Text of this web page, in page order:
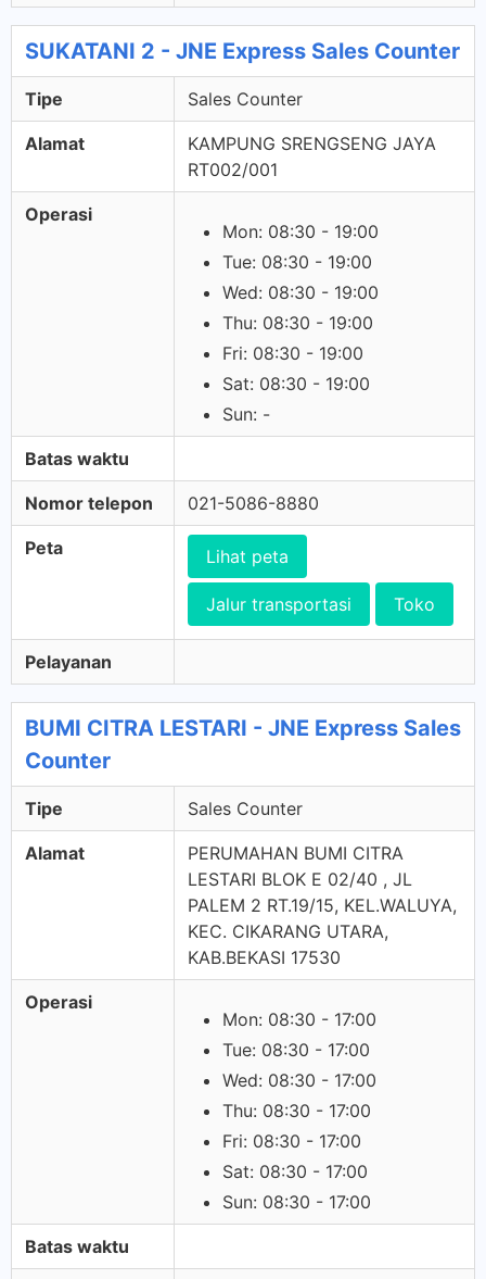
SUKATANI 2 - JNE Express Sales Counter
Tipe Sales Counter
Alamat
KAMPUNG SRENGSENG JAYA
RT002/001
Operasi
Mon: 08:30 - 19:00
Tue: 08:30 - 19:00
Wed: 08:30 - 19:00
Thu: 08:30 - 19:00
Fri: 08:30 - 19:00
Sat: 08:30 - 19:00
Sun: -
Batas waktu
Nomor telepon 021-5086-8880
Peta Lihat peta
Jalur transportasi Toko
Pelayanan
BUMI CITRA LESTARI - JNE Express Sales
Counter
Tipe Sales Counter
Alamat
PERUMAHAN BUMI CITRA
LESTARI BLOK E 02/40 , JL
PALEM 2 RT.19/15, KEL.WALUYA,
KEC. CIKARANG UTARA,
KAB.BEKASI 17530
Operasi
Mon: 08:30 - 17:00
Tue: 08:30 - 17:00
Wed: 08:30 - 17:00
Thu: 08:30 - 17:00
Fri: 08:30 - 17:00
Sat: 08:30 - 17:00
Sun: 08:30 - 17:00
Batas waktu